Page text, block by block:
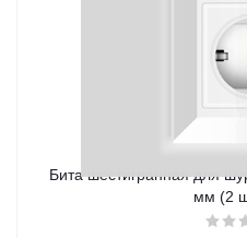
Бита шестигранная для
мм (2